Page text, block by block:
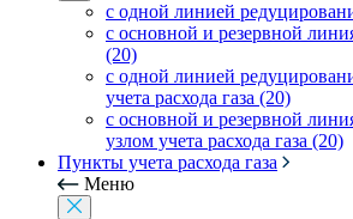
с одной линией
с основной и резервной
(20)
с одной линией
учета расхода газа (20)
с основной и резервной
узлом учета расхода газа (20)
Пункты учета расхода газа
Меню